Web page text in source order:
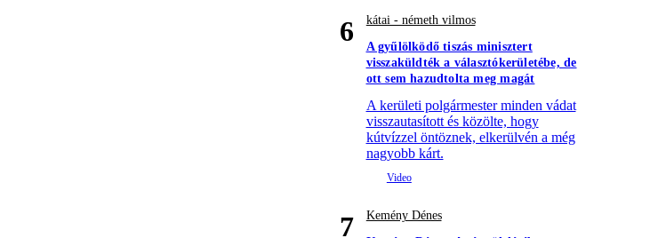
6
kátai - németh vilmos
A gyűlölködő tiszás minisztert
visszaküldték a választókerületébe, de
ott sem hazudtolta meg magát
A kerületi polgármester minden vádat
visszautasított és közölte, hogy
kútvízzel öntöznek, elkerülvén a még
nagyobb kárt.
7
Kemény Dénes